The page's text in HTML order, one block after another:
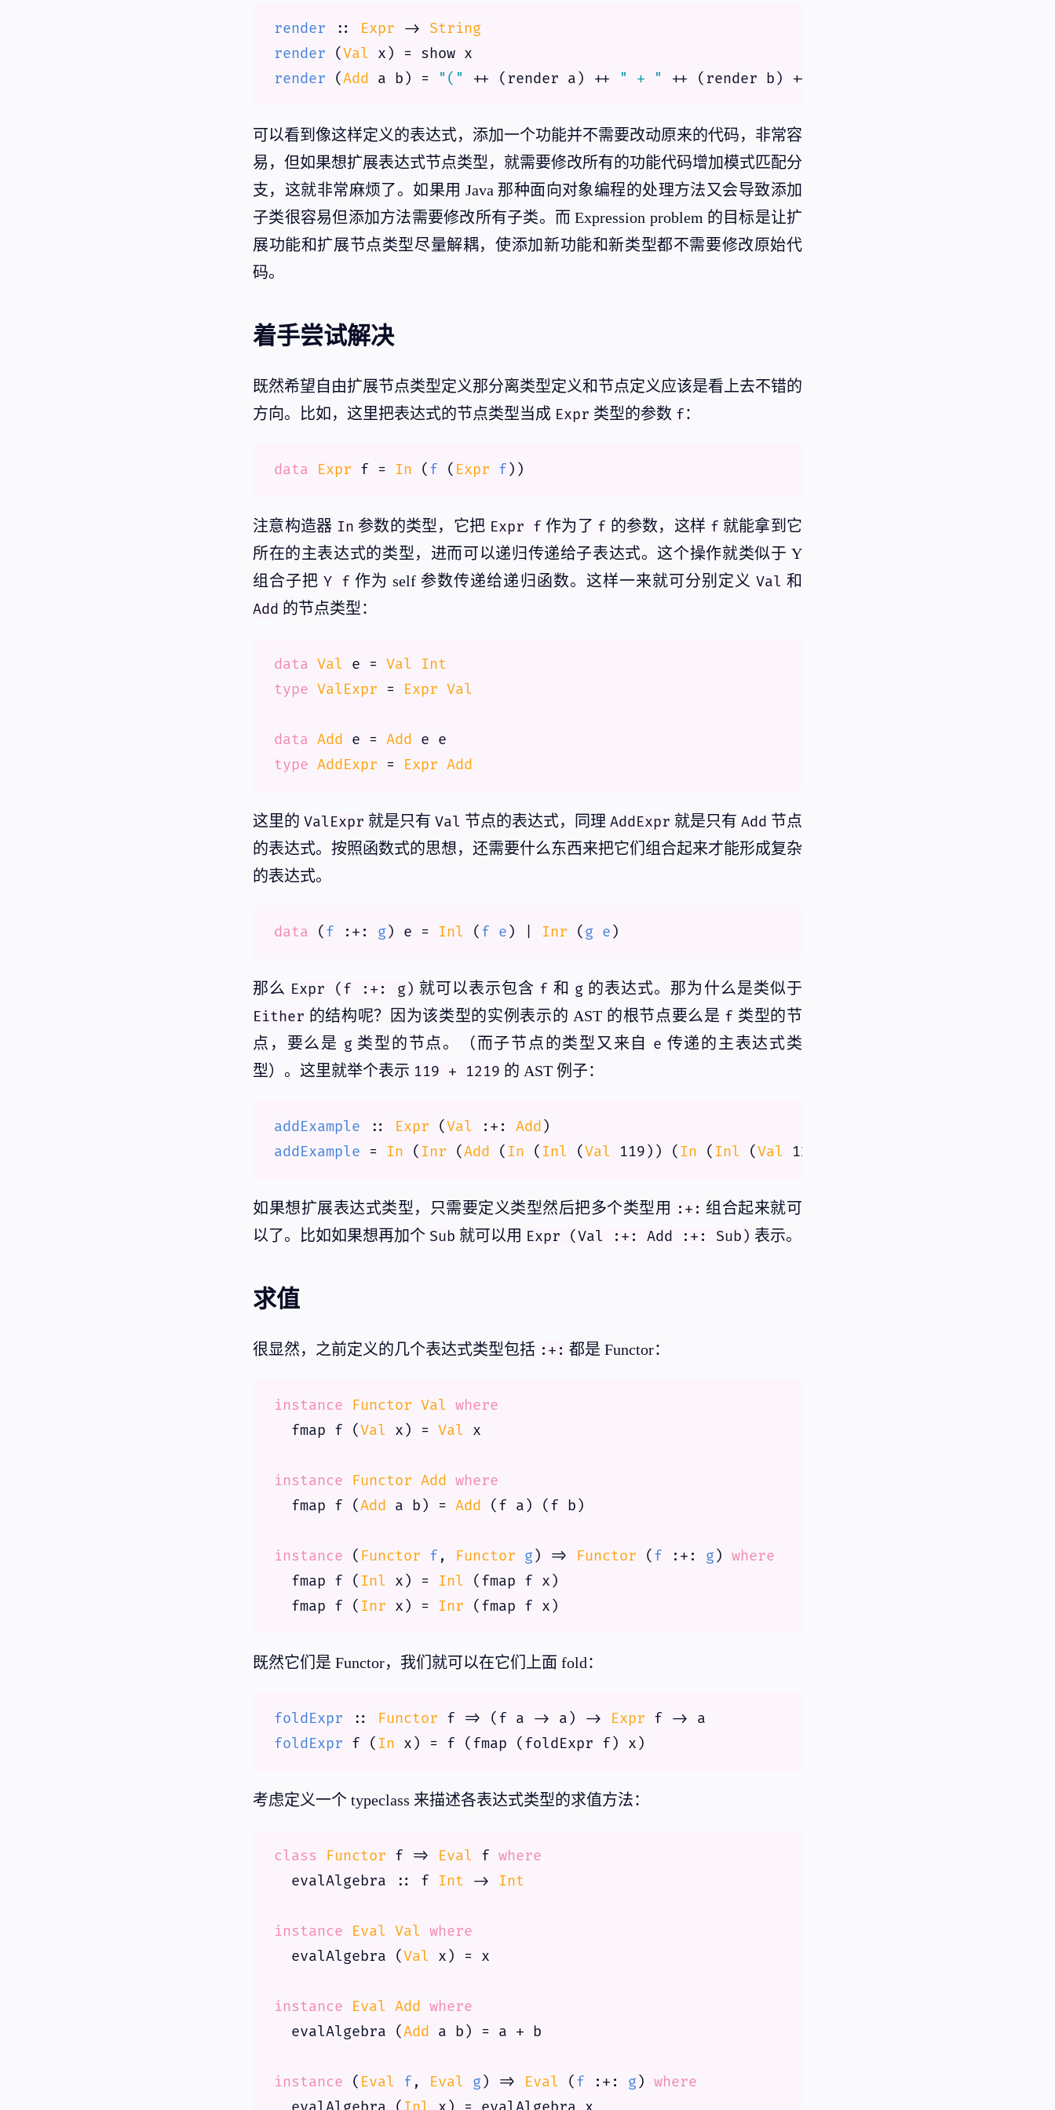
render :: Expr -> String
render (Val
render (Add a b) = "(" ++ (render a) ++ " + " ++ (render b) ++
可以看到像这样定义的表达式，添加一个功能并不需要改动原来的代码，非常容
易，但如果想扩展表达式节点类型，就需要修改所有的功能代码增加模式匹配分
支，这就非常麻烦了。如果用 Java 那种面向对象编程的处理方法又会导致添加
子类很容易但添加方法需要修改所有子类。而 Expression problem 的目标是让扩
展功能和扩展节点类型尽量解耦，使添加新功能和新类型都不需要修改原始代
码。
着手尝试解决
既然希望自由扩展节点类型定义那分离类型定义和节点定义应该是看上去不错的
方向。比如，这里把表达式的节点类型当成 Expr 类型的参数 f：
data Expr f = In ( f ( Expr f ))
注意构造器 In 参数的类型，它把 Expr f 作为了 f 的参数，这样 f 就能拿到它
所在的主表达式的类型，进而可以递归传递给子表达式。这个操作就类似于 Y
组合子把Y f 作为 self 参数传递给递归函数。这样一来就可分别定义 Val 和
Add 的节点类型：
data Val e = Val
Int
type ValExpr = Expr Val
data Add e = Add e e
type AddExpr = Expr Add
这里的 ValExpr 就是只有 Val 节点的表达式，同理 AddExpr 就是只有 Add 节点
的表达式。按照函数式的思想，还需要什么东西来把它们组合起来才能形成复杂
的表达式。
data ( f :+: g ) e = Inl ( f e ) | Inr ( g e )
那么 Expr (f :+: g) 就可以表示包含 f 和 g 的表达式。那为什么是类似于
Either 的结构呢？因为该类型的实例表示的 AST 的根节点要么是 f 类型的节
点，要么是 g 类型的节点。（而子节点的类型又来自 e 传递的主表达式类
型）。这里就举个表示 119 + 1219 的 AST 例子：
addExample :: Expr (Val :+: Add
addExample = In ( Inr (Add ( In ( Inl (Val 119 )) ( In ( Inl (Val 1219
如果想扩展表达式类型，只需要定义类型然后把多个类型用 :+: 组合起来就可
以了。比如如果想再加个 Sub 就可以用 Expr (Val :+: Add :+: Sub) 表示。
求值
很显然，之前定义的几个表达式类型包括 :+: 都是 Functor：
instance Functor Val where
  fmap f (
Val x) = Val
instance Functor Add where
  fmap f (
Add a b) = Add
instance ( Functor f , Functor g ) => Functor ( f :+: g ) where
  fmap f (
Inl x) = Inl (fmap f x)
  fmap f (
Inr x) = Inr
既然它们是 Functor，我们就可以在它们上面 fold：
foldExpr :: Functor f => (f a -> a) -> Expr
foldExpr f ( In
考虑定义一个 typeclass 来描述各表达式类型的求值方法：
class Functor f => Eval f where
  evalAlgebra :: f
Int -> Int
instance Eval Val where
  evalAlgebra (
Val
instance Eval Add where
  evalAlgebra (
Add
instance ( Eval f , Eval g ) => Eval ( f :+: g ) where